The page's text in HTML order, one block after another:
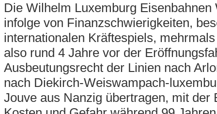
Die Wilhelm Luxemburg
infolge von Finanzschwierigkeiten,
internationalen Kräftespiels,
also rund 4 Jahre vor der
Ausbeutungsrecht der Linien nach
nach Diekirch-Weiswampach-
Jouve aus Nanzig übertragen, mit der